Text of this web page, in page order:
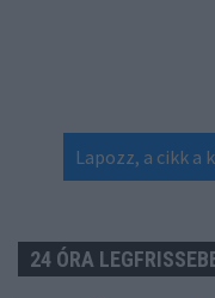
Lapozz, a cikk
24 ÓRA